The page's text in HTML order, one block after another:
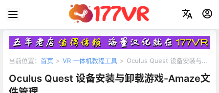
当前位置： 首页 > VR 一体机教程工具 > Oculus Quest 设备安装与卸
Oculus Quest 设备安装与卸载游戏-Amaze文